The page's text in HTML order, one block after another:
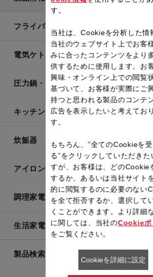
フライパン・鍋
電気ケトル
圧力鍋・電気圧力鍋
キッチン用品
炊飯器
アイロン・衣類スチーマー
調理家電
生活家電
製品検索一覧
す。
当社は、Cookieを分析した情
当社のウェブサイト上でお客
みに合ったコンテンツをより
供するために使用します。お
興味・オンライン上での閲覧
基づいて、お客様が実際にご
持つと思われる製品のコンテ
広告を表示したいと考えてお
す。
もちろん、”全てのCookieを
る”をクリックしていただきた
すが、お客様は、どのCookie
するか、あるいは当社サイト
的に閲覧するのに必要のない
を全て拒否するか、選択して
くことができます。より詳細
に関しては、当社のCookieポ
をご覧ください。
Cookieを詳細に設定